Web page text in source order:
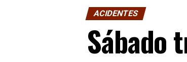
ACIDENTES
Sábado